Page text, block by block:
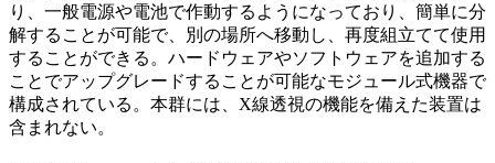
り、一般電源や電池で作動するようになっており、簡単に分
解することが可能で、別の場所へ移動し、再度組立てて使用
することができる。ハードウェアやソフトウェアを追加する
ことでアップグレードすることが可能なモジュール式機器で
構成されている。本群には、X線透視の機能を備えた装置は
含まれない。